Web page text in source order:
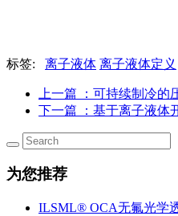
标签: 离子液体 离子液体定义
上一篇
：可持续制冷的
下一篇
：基于离子液体
为您推荐
ILSML® OCA无氟光学